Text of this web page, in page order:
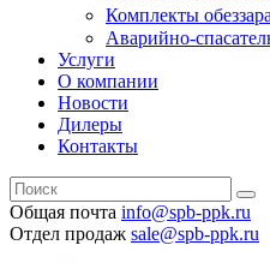
Комплекты
Аварийно-
Услуги
О компании
Новости
Дилеры
Контакты
Общая почта info@spb-ppk.ru
Отдел продаж sale@spb-ppk.ru